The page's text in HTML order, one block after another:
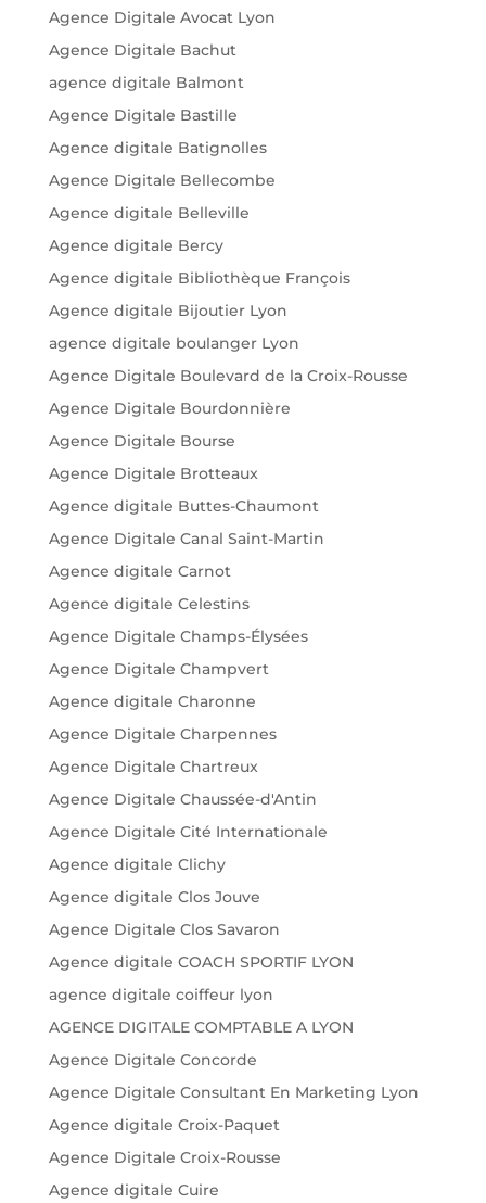
Agence Digitale Avocat Lyon
Agence Digitale Bachut
agence digitale Balmont
Agence Digitale Bastille
Agence digitale Batignolles
Agence Digitale Bellecombe
Agence digitale Belleville
Agence digitale Bercy
Agence digitale Bibliothèque François
Agence digitale Bijoutier Lyon
agence digitale boulanger Lyon
Agence Digitale Boulevard de la Croix-Rousse
Agence Digitale Bourdonnière
Agence Digitale Bourse
Agence Digitale Brotteaux
Agence digitale Buttes-Chaumont
Agence Digitale Canal Saint-Martin
Agence digitale Carnot
Agence digitale Celestins
Agence Digitale Champs-Élysées
Agence Digitale Champvert
Agence digitale Charonne
Agence Digitale Charpennes
Agence Digitale Chartreux
Agence Digitale Chaussée-d'Antin
Agence Digitale Cité Internationale
Agence digitale Clichy
Agence digitale Clos Jouve
Agence Digitale Clos Savaron
Agence digitale COACH SPORTIF LYON
agence digitale coiffeur lyon
AGENCE DIGITALE COMPTABLE A LYON
Agence Digitale Concorde
Agence Digitale Consultant En Marketing Lyon
Agence digitale Croix-Paquet
Agence Digitale Croix-Rousse
Agence digitale Cuire